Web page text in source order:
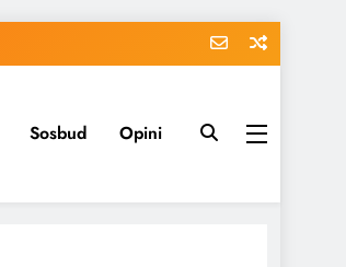
Sosbud Opini